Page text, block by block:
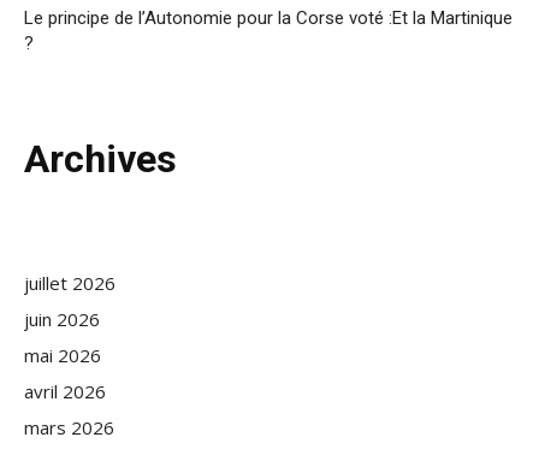
Le principe de l’Autonomie pour la Corse voté :Et la Martinique
?
Archives
juillet 2026
juin 2026
mai 2026
avril 2026
mars 2026